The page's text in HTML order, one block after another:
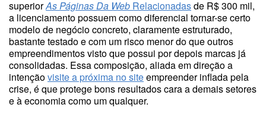
superiorAs Páginas Da Web Relacionadasde R$ 300 mil,
a licenciamento possuem como diferencial tornar-se certo
modelo de negócio concreto, claramente estruturado,
bastante testado e com um risco menor do que outros
empreendimentos visto que possui por depois marcas já
consolidadas. Essa composição, aliada em direção a
intençãovisite a próxima no siteempreender inflada pela
crise, é que protege bons resultados cara a demais setores
e à economia como um qualquer.